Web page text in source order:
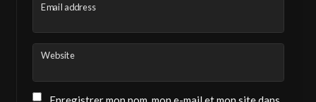
Email address
Website